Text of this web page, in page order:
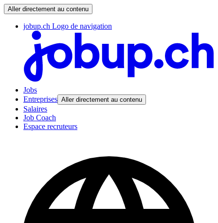
Aller directement au contenu
jobup.ch Logo de navigation
Jobs
Entreprises Aller directement au contenu
Salaires
Job Coach
Espace recruteurs